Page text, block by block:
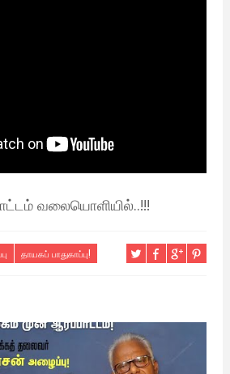
வலையொளியில்..!!!
தாயகப் பாதுகாப்பு!